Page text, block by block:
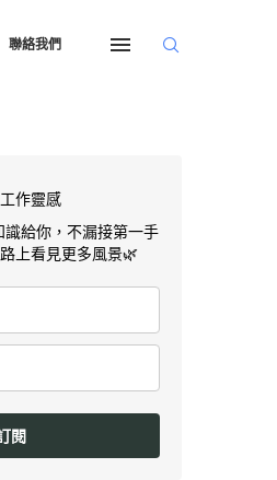
聯絡我們
作靈感
給你，不漏接第一手
上看見更多風景🌿
閱